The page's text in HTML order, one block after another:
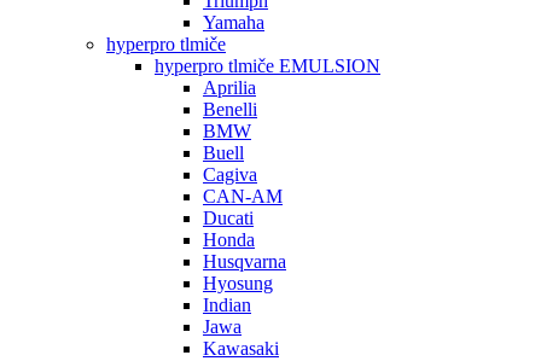
Yamaha
hyperpro tlmiče
hyperpro tlmiče EMULSION
Aprilia
Benelli
BMW
Buell
Cagiva
CAN-AM
Ducati
Honda
Husqvarna
Hyosung
Indian
Jawa
Kawasaki